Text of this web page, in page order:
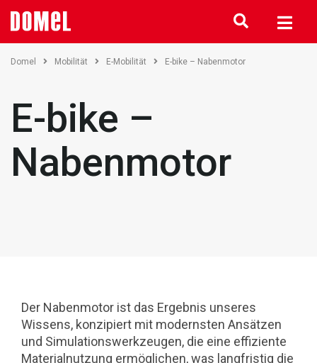
Domel Mobilität E-Mobilität E-bike – Nabenmotor
E-bike –
Nabenmotor
Der Nabenmotor ist das Ergebnis unseres
Wissens, konzipiert mit modernsten Ansätzen
und Simulationswerkzeugen, die eine effiziente
Materialnutzung ermöglichen, was langfristig die